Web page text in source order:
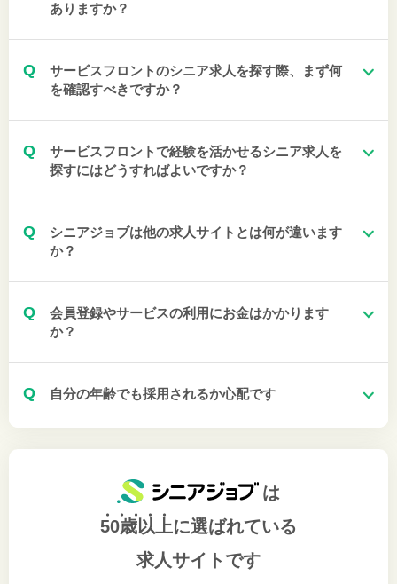
ありますか？
Q
サービスフロントのシニア求人を探す際、まず何
を確認すべきですか？
Q
サービスフロントで経験を活かせるシニア求人を
探すにはどうすればよいですか？
Q
シニアジョブは他の求人サイトとは何が違います
か？
Q
会員登録やサービスの利用にお金はかかります
か？
Q 自分の年齢でも採用されるか心配です
は
50歳以上に選ばれている
求人サイトです